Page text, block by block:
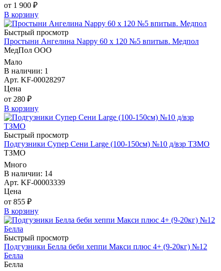
от 1 900 ₽
В корзину
Быстрый просмотр
Простыни Ангелина Nappy 60 х 120 №5 впитыв. Медпол
МедПол ООО
Мало
В наличии: 1
Арт. KF-00028297
Цена
от 280 ₽
В корзину
Быстрый просмотр
Подгузники Супер Сени Large (100-150см) №10 д/взр ТЗМО
ТЗМО
Много
В наличии: 14
Арт. KF-00003339
Цена
от 855 ₽
В корзину
Быстрый просмотр
Подгузники Белла беби хеппи Макси плюс 4+ (9-20кг) №12
Белла
Белла